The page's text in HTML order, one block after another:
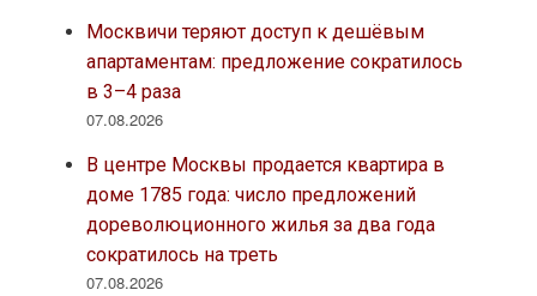
Москвичи теряют доступ к дешёвым
апартаментам: предложение сократилось
в 3–4 раза
07.08.2026
В центре Москвы продается квартира в
доме 1785 года: число предложений
дореволюционного жилья за два года
сократилось на треть
07.08.2026